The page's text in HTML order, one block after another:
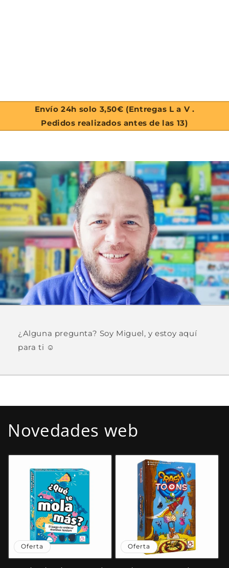
Envío 24h solo 3,50€ (Entregas L a V .
Pedidos realizados antes de las 13)
¿Alguna pregunta? Soy Miguel, y estoy aquí
para ti ☺️
Novedades web
Oferta Oferta